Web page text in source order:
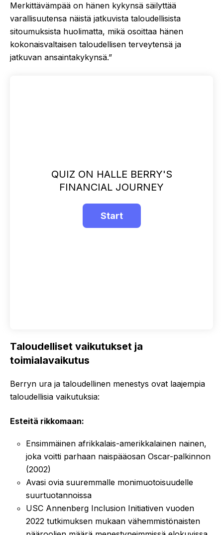
Merkittävämpää on hänen kykynsä säilyttää
varallisuutensa näistä jatkuvista taloudellisista
sitoumuksista huolimatta, mikä osoittaa hänen
kokonaisvaltaisen taloudellisen terveytensä ja
jatkuvan ansaintakykynsä.”
QUIZ ON HALLE BERRY'S
FINANCIAL JOURNEY
Taloudelliset vaikutukset ja
toimialavaikutus
Berryn ura ja taloudellinen menestys ovat laajempia
taloudellisia vaikutuksia:
Esteitä rikkomaan:
Ensimmäinen afrikkalais-amerikkalainen nainen,
joka voitti parhaan naispääosan Oscar-palkinnon
(2002)
Avasi ovia suuremmalle monimuotoisuudelle
suurtuotannoissa
USC Annenberg Inclusion Initiativen vuoden
2022 tutkimuksen mukaan vähemmistönaisten